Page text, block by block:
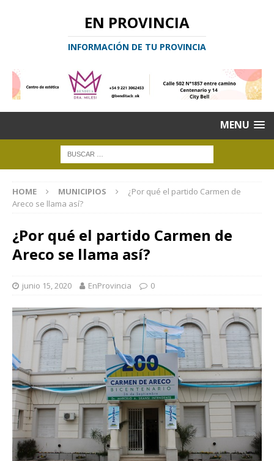
EN PROVINCIA
INFORMACIÓN DE TU PROVINCIA
MENU
HOME MUNICIPIOS
¿Por qué el partido Carmen de
Areco se llama así?
¿Por qué el partido Carmen de
Areco se llama así?
junio 15, 2020 EnProvincia 0